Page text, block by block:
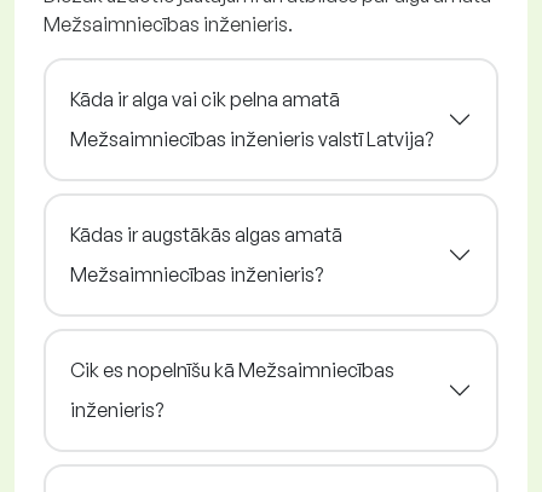
Mežsaimniecības inženieris.
Kāda ir alga vai cik pelna amatā
Mežsaimniecības inženieris valstī Latvija?
Kādas ir augstākās algas amatā
Mežsaimniecības inženieris?
Cik es nopelnīšu kā Mežsaimniecības
inženieris?